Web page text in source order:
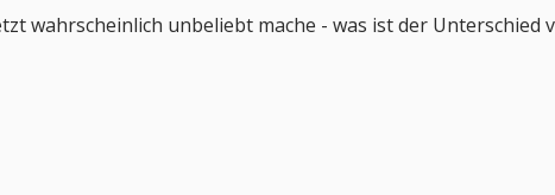
wahrscheinlich unbeliebt mache - was ist der Unterschied